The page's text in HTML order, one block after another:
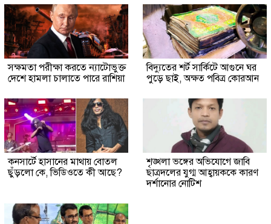
সক্ষমতা পরীক্ষা করতে ন্যাটোভুক্ত
দেশে হামলা চালাতে পারে রাশিয়া
বিদ্যুতের শর্ট সার্কিটে আগুনে ঘর
পুড়ে ছাই, অক্ষত পবিত্র কোরআন
কনসার্টে হাসানের মাথায় বোতল
ছুঁড়লো কে, ভিডিওতে কী আছে?
শৃঙ্খলা ভঙ্গের অভিযোগে জাবি
ছাত্রদলের যুগ্ম আহ্বায়ককে কারণ
দর্শানোর নোটিশ